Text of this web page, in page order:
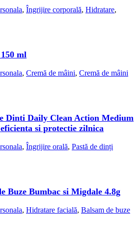
, Îngrijire corporală, Hidratare,
ml
, Cremă de mâini, Cremă de mâini
Dinti Daily Clean Action Medium
si protectie zilnica
, Îngrijire orală, Pastă de dinți
Buze Bumbac si Migdale 4.8g
, Hidratare facială, Balsam de buze